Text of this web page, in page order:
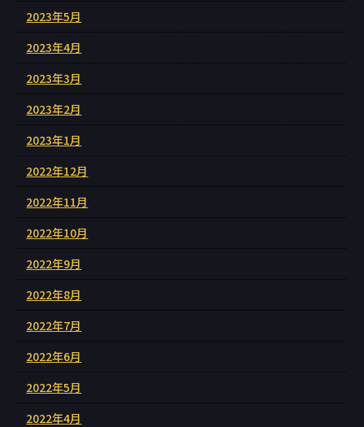
2023年5月
2023年4月
2023年3月
2023年2月
2023年1月
2022年12月
2022年11月
2022年10月
2022年9月
2022年8月
2022年7月
2022年6月
2022年5月
2022年4月